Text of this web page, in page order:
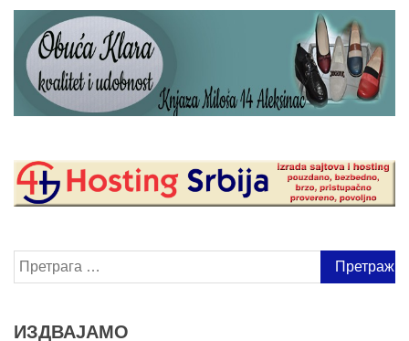
Претрага
за:
ИЗДВАЈАМО